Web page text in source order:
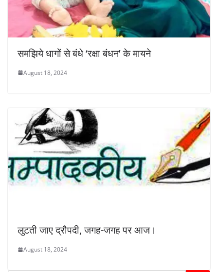
समझिये धागों से बंधे ‘रक्षा बंधन’ के मायने
August 18, 2024
लुटती जाए द्रौपदी, जगह-जगह पर आज।
August 18, 2024